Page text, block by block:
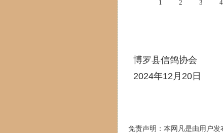
1 2 3 4
博罗县信鸽协会
2024年12月20日
免责声明：本网凡是由用户